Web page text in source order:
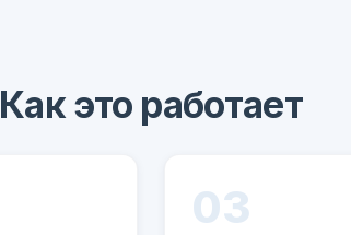
Как это работает
03